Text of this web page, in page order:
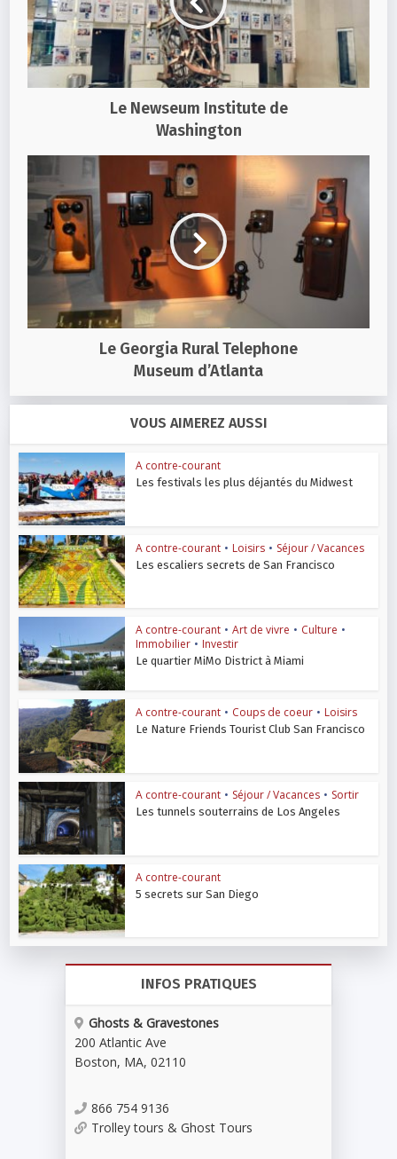
Le Newseum Institute de
Washington
Le Georgia Rural Telephone
Museum d’Atlanta
VOUS AIMEREZ AUSSI
A contre-courant
Les festivals les plus déjantés du Midwest
A contre-courant • Loisirs • Séjour / Vacances
Les escaliers secrets de San Francisco
A contre-courant • Art de vivre • Culture •
Immobilier • Investir
Le quartier MiMo District à Miami
A contre-courant • Coups de coeur • Loisirs
Le Nature Friends Tourist Club San Francisco
A contre-courant • Séjour / Vacances • Sortir
Les tunnels souterrains de Los Angeles
A contre-courant
5 secrets sur San Diego
INFOS PRATIQUES
Ghosts & Gravestones
200 Atlantic Ave
Boston, MA, 02110
866 754 9136
Trolley tours & Ghost Tours